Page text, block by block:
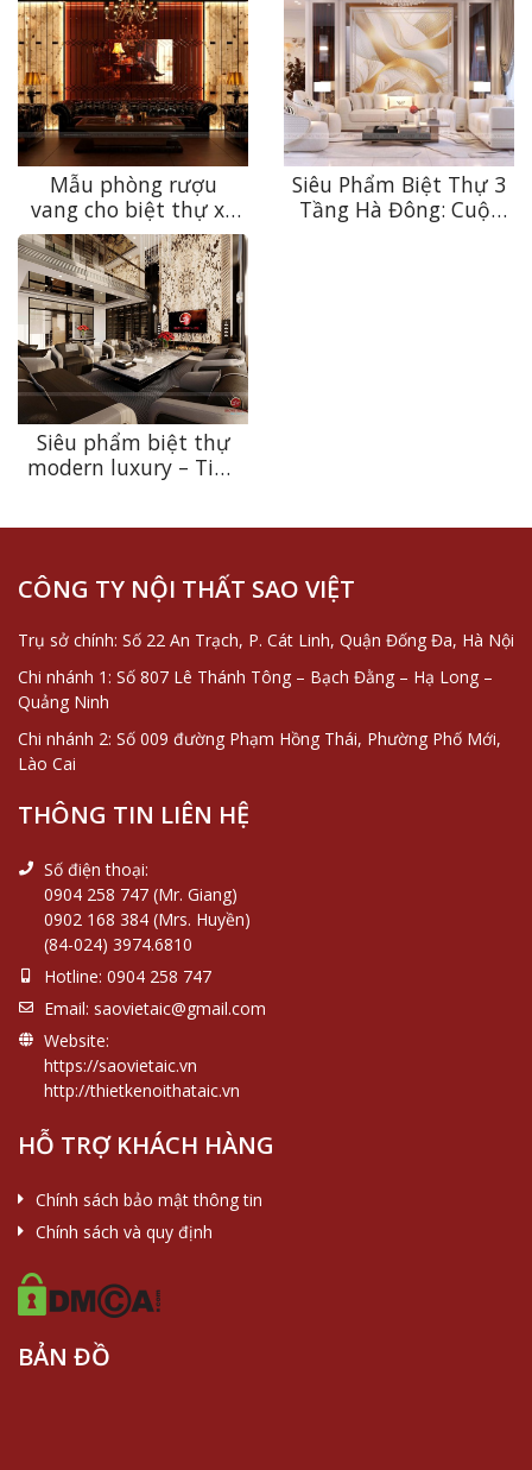
Mẫu phòng rượu
vang cho biệt thự xa
xỉ – “Mật thất”
thưởng vang tại gia
của giới thượng lưu
Siêu Phẩm Biệt Thự 3
Tầng Hà Đông: Cuộc
Siêu phẩm biệt thự
modern luxury – Tinh
CÔNG TY NỘI THẤT SAO VIỆT
Trụ sở chính: Số 22 An Trạch, P. Cát Linh, Quận Đống Đa, Hà Nội
Chi nhánh 1: Số 807 Lê Thánh Tông – Bạch Đằng – Hạ Long –
Quảng Ninh
Chi nhánh 2: Số 009 đường Phạm Hồng Thái, Phường Phố Mới,
Lào Cai
THÔNG TIN LIÊN HỆ
Số điện thoại:
0904 258 747 (Mr. Giang)
0902 168 384 (Mrs. Huyền)
(84-024) 3974.6810
Hotline: 0904 258 747
Email: saovietaic@gmail.com
Website:
https://saovietaic.vn
http://thietkenoithataic.vn
HỖ TRỢ KHÁCH HÀNG
Chính sách bảo mật thông tin
Chính sách và quy định
BẢN ĐỒ